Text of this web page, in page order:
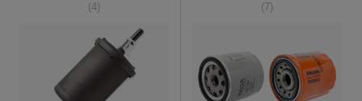
(4) (7)